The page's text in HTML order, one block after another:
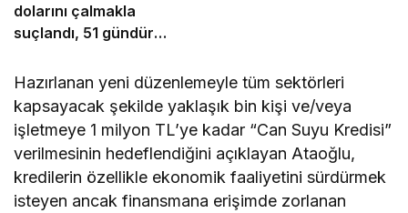
dolarını çalmakla
suçlandı, 51 gündür
çıktı
Hazırlanan yeni düzenlemeyle tüm sektörleri
kapsayacak şekilde yaklaşık bin kişi ve/veya
işletmeye 1 milyon TL’ye kadar “Can Suyu Kredisi”
verilmesinin hedeflendiğini açıklayan Ataoğlu,
kredilerin özellikle ekonomik faaliyetini sürdürmek
isteyen ancak finansmana erişimde zorlanan